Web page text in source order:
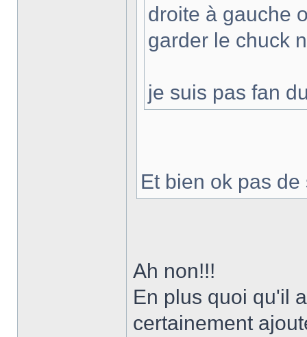
droite à gauche
garder le chuck
je suis pas fan
Et bien ok pas
Ah non!!!
En plus quoi qu'il
certainement